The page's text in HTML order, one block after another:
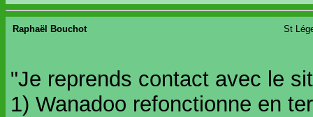
Raphaël Bouchot St
"Je reprends contact avec le
1) Wanadoo refonctionne en